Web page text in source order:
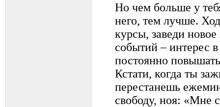
Но чем больше у
него, тем лучше.
курсы, заведи
событий – интерес
постоянно
Кстати, когда ты
перестанешь
свободу, ноя: «Мне